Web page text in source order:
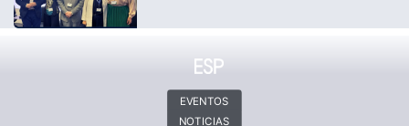
EVENTOS
NOTICIAS